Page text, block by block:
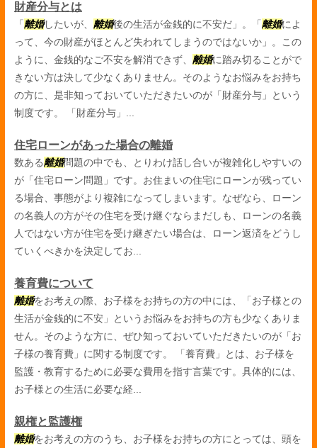
財産分与とは
「 離婚したいが、 離婚後の生活が金銭的に不安だ」。「 離婚によ
って、今の財産がほとんど失われてしまうのではないか」。この
ように、金銭的なご不安を解消できず、 離婚に踏み切ることがで
きない方は決して少なくありません。そのようなお悩みをお持ち
の方に、是非知っておいていただきたいのが「財産分与」という
制度です。 「財産分与」...
住宅ローンがあった場合の離婚
数ある離婚問題の中でも、とりわけ話し合いが複雑化しやすいの
が「住宅ローン問題」です。お住まいの住宅にローンが残ってい
る場合、事態がより複雑になってしまいます。なぜなら、ローン
の名義人の方がその住宅を受け継ぐならまだしも、ローンの名義
人ではない方が住宅を受け継ぎたい場合は、ローン返済をどうし
ていくべきかを決定してお...
養育費について
離婚をお考えの際、お子様をお持ちの方の中には、「お子様との
生活が金銭的に不安」というお悩みをお持ちの方も少なくありま
せん。そのような方に、ぜひ知っておいていただきたいのが「お
子様の養育費」に関する制度です。 「養育費」とは、お子様を
監護・教育するために必要な費用を指す言葉です。具体的には、
お子様との生活に必要な経...
親権と監護権
離婚をお考えの方のうち、お子様をお持ちの方にとっては、頭を